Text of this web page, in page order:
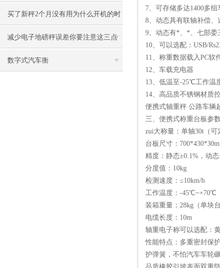
买了新秤2个月没有用为什么开机的时
候开不了呢
减少电子地磅秤误差你要注意这三点
数字式汽车衡
7、可存储多达1400多
8、动态具有联轴补偿
9、动态有*、*、七部委
10、可以选配：USB/
11、称重数据载入PC软
12、车载充电器
13、低温至-25℃工作温
14、高品质不锈钢材质
便携式轴重秤 公路车辆
三、便携式称重台板参
zui大称量：单轴30t（可
台板尺寸：
精度：静态±0.1%，动
分度值：10kg
检测速度：≤10km/h
工作温度：-45℃~+70℃
装箱重量：28kg（单块
电缆长度：10m
轴重电子称可以选配：
性能特点：多重密封保
护弹簧，不怕汽车车轮